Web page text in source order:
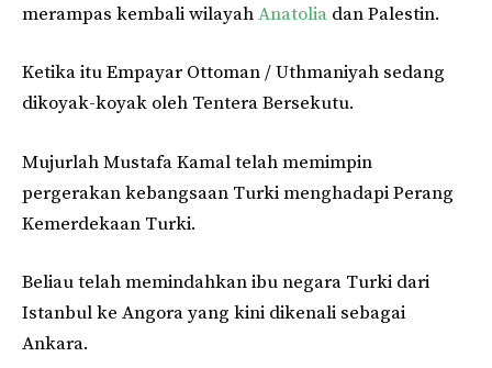
merampas kembali wilayahAnatolia dan Palestin.
Ketika itu Empayar Ottoman / Uthmaniyah sedang
dikoyak-koyak oleh Tentera Bersekutu.
Mujurlah Mustafa Kamal telah memimpin
pergerakan kebangsaan Turki menghadapi Perang
Kemerdekaan Turki.
Beliau telah memindahkan ibu negara Turki dari
Istanbul ke Angora yang kini dikenali sebagai
Ankara.